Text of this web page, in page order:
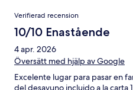
Recensioner
Verifierad recension
10/10 Enastående
4 apr. 2026
Översätt med hjälp av Google
Excelente lugar para pasar en
del desayuno incluido a la carta